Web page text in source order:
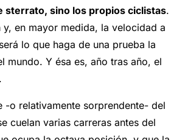
sterrato, sino los propios ciclistas.
en mayor medida, la velocidad a
lo que haga de una prueba la
mundo. Y ésa es, año tras año, el
-o relativamente sorprendente- del
cuelan varias carreras antes del